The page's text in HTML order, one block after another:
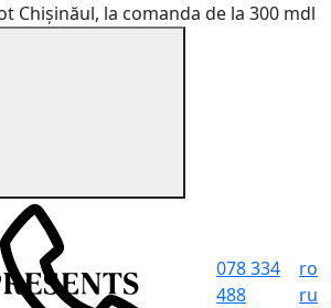
Chișinăul, la comanda de la 300 mdl
078 334
488
ro
ru